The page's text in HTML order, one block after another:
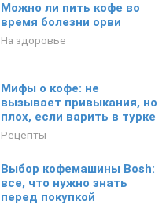
Можно ли пить кофе во
время болезни орви
На здоровье
Мифы о кофе: не
вызывает привыкания, но
плох, если варить в турке
Рецепты
Выбор кофемашины Bosh:
все, что нужно знать
перед покупкой